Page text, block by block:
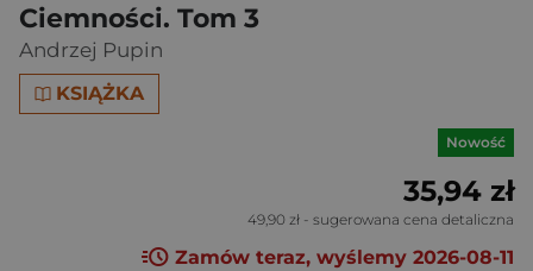
Ciemności. Tom 3
Andrzej Pupin
KSIĄŻKA
Nowość
35,94 zł
49,90 zł - sugerowana cena detaliczna
Zamów teraz, wyślemy 2026-08-11